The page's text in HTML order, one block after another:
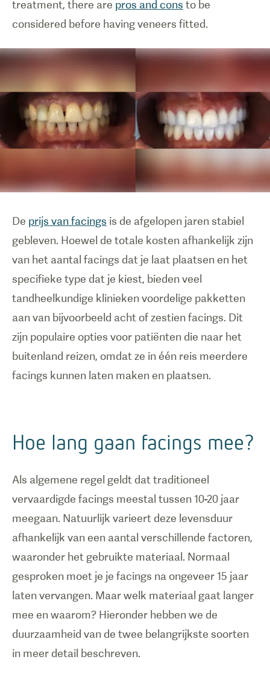
treatment, there are pros and cons to be
considered before having veneers fitted.
De prijs van facings is de afgelopen jaren stabiel
gebleven. Hoewel de totale kosten afhankelijk zijn
van het aantal facings dat je laat plaatsen en het
specifieke type dat je kiest, bieden veel
tandheelkundige klinieken voordelige pakketten
aan van bijvoorbeeld acht of zestien facings. Dit
zijn populaire opties voor patiënten die naar het
buitenland reizen, omdat ze in één reis meerdere
Hoe lang gaan facings mee?
Als algemene regel geldt dat traditioneel
vervaardigde facings meestal tussen 10-20 jaar
meegaan. Natuurlijk varieert deze levensduur
afhankelijk van een aantal verschillende factoren,
waaronder het gebruikte materiaal. Normaal
gesproken moet je je facings na ongeveer 15 jaar
laten vervangen. Maar welk materiaal gaat langer
mee en waarom? Hieronder hebben we de
duurzaamheid van de twee belangrijkste soorten